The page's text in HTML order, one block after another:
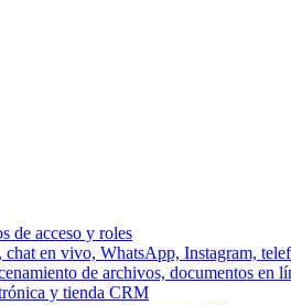
de acceso y roles
en vivo, WhatsApp, Instagram,
de archivos, documentos en
y tienda CRM